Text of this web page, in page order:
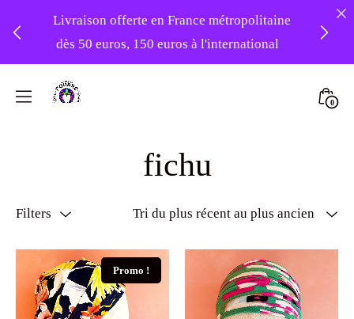
Livraison offerte en France métropolitaine
dès 50 euros, 150 euros à l'international
commandes à partir du 31/08 ❤️
PATIENCE
0
fichu
Filters
Promo !